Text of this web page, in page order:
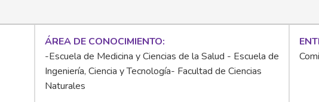
ÁREA DE CONOCIMIENTO
-Escuela de Medicina y Ciencias de la Salud - Escuela de
Ingeniería, Ciencia y Tecnología- Facultad de Ciencias
Naturales